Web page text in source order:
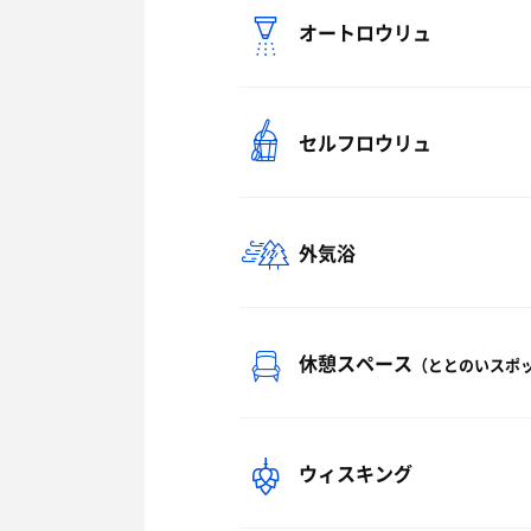
オートロウリュ
セルフロウリュ
外気浴
休憩スペース （ととのいスポ
ウィスキング